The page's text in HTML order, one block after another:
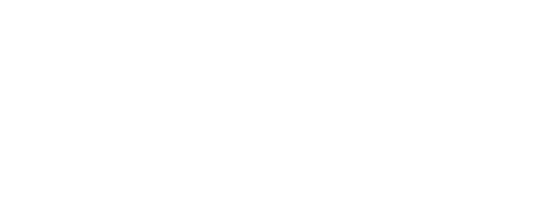
reproduction sont essentiels. Ces choix affectent à la fois la sécurité et la facilité d'utilisation de votre serrure.La sécurité de vos entrées est primordiale. Choisissez des produits européens de
fiable et sont faciles à utiliser.
facilement configurés avec une clé spécifique, garantissant ainsi la sécurité de votre propriété.
leur fiabilité et leur durabilité. Ils offrent une sécurité dentée et sont compatibles avec un large éventail de serrures.
portes avec une seule clé, facilitant ainsi l'accès à votre domicile ou à votre entreprise.
de sécurité, de qualité et de prix. Ne négligez pas la sécurité de vos biens et choisissez les meilleurs cylindres pour votre serrure.
accrue. Leur conception ergonomique et leur système de verrouillage fiable garantissent la protection de vos entrées.
et chaque extrémité du cylindre, obtenir des mesures comme 30x40mm ou 35x45mm vous aidera à trouver le modèle le plus adapté.
capitale d'avoir un accès sécurisé à votre propriété. C'est pourquoi nous proposons une large gamme de produits de protection, incluant des serrures et des cylindres de haute sécurité.